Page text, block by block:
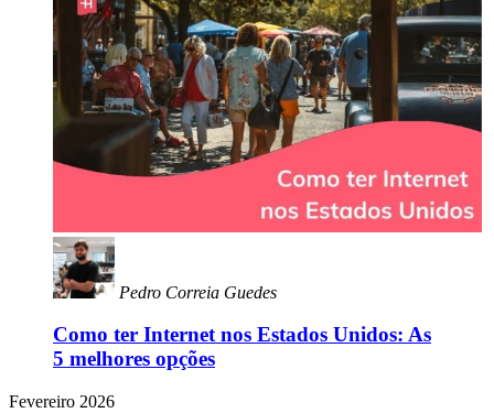
Pedro Correia Guedes
Como ter Internet nos Estados Unidos: As
5 melhores opções
Fevereiro 2026